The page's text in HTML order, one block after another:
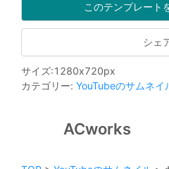
このテンプレート
シェ
サイズ:1280x720px
カテゴリー: YouTubeのサムネイ
ACworks